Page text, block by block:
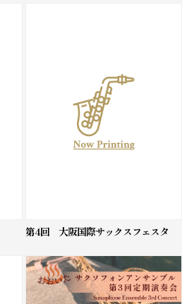
第4回 大阪国際サックスフェスタ